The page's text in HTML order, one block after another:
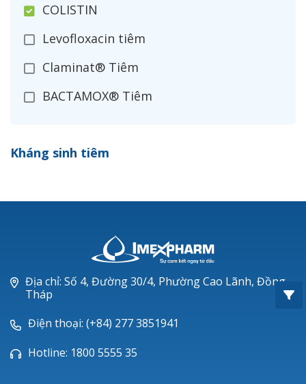
COLISTIN
Levofloxacin tiêm
Claminat® Tiêm
BACTAMOX® Tiêm
Ceftizoxim®
Piperacillin
Ticarlinat®
Zobacta®
Bacsulfo®
Kháng sinh tiêm
Địa chỉ: Số 4, Đường 30/4, Phường Cao Lãnh, Đồng
Tháp
Điện thoại: (+84) 277 3851941
Hotline: 1800 5555 35